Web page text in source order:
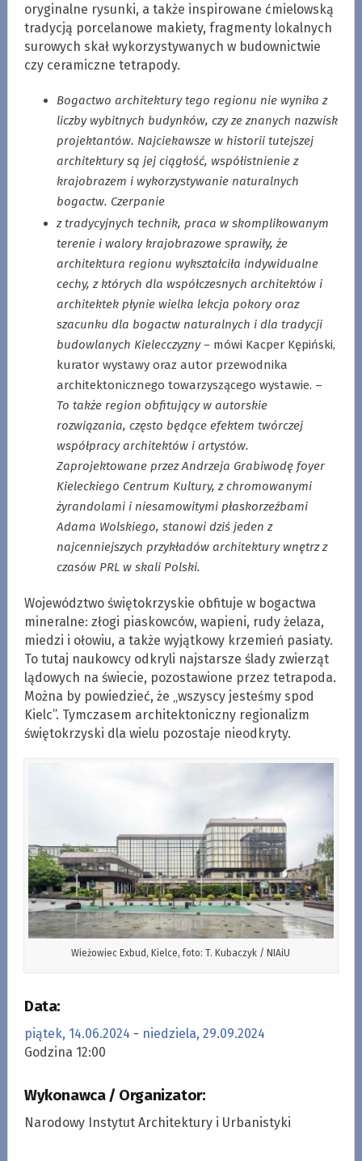
oryginalne rysunki, a także inspirowane ćmielowską
tradycją porcelanowe makiety, fragmenty lokalnych
surowych skał wykorzystywanych w budownictwie
czy ceramiczne tetrapody.
Bogactwo architektury tego regionu nie wynika z
liczby wybitnych budynków, czy ze znanych nazwisk
projektantów. Najciekawsze w historii tutejszej
architektury są jej ciągłość, współistnienie z
krajobrazem i wykorzystywanie naturalnych
bogactw. Czerpanie
z tradycyjnych technik, praca w skomplikowanym
terenie i walory krajobrazowe sprawiły, że
architektura regionu wykształciła indywidualne
cechy, z których dla współczesnych architektów i
architektek płynie wielka lekcja pokory oraz
szacunku dla bogactw naturalnych i dla tradycji
budowlanych Kielecczyzny – mówi Kacper Kępiński,
kurator wystawy oraz autor przewodnika
architektonicznego towarzyszącego wystawie. –
To także region obfitujący w autorskie
rozwiązania, często będące efektem twórczej
współpracy architektów i artystów.
Zaprojektowane przez Andrzeja Grabiwodę foyer
Kieleckiego Centrum Kultury, z chromowanymi
żyrandolami i niesamowitymi płaskorzeźbami
Adama Wolskiego, stanowi dziś jeden z
najcenniejszych przykładów architektury wnętrz z
czasów PRL w skali Polski.
Województwo świętokrzyskie obfituje w bogactwa
mineralne: złogi piaskowców, wapieni, rudy żelaza,
miedzi i ołowiu, a także wyjątkowy krzemień pasiaty.
To tutaj naukowcy odkryli najstarsze ślady zwierząt
lądowych na świecie, pozostawione przez tetrapoda.
Można by powiedzieć, że „wszyscy jesteśmy spod
Kielc”. Tymczasem architektoniczny regionalizm
świętokrzyski dla wielu pozostaje nieodkryty.
Wieżowiec Exbud, Kielce, foto: T. Kubaczyk / NIAiU
Data:
piątek, 14.06.2024 - niedziela, 29.09.2024
Godzina 12:00
Wykonawca / Organizator:
Narodowy Instytut Architektury i Urbanistyki